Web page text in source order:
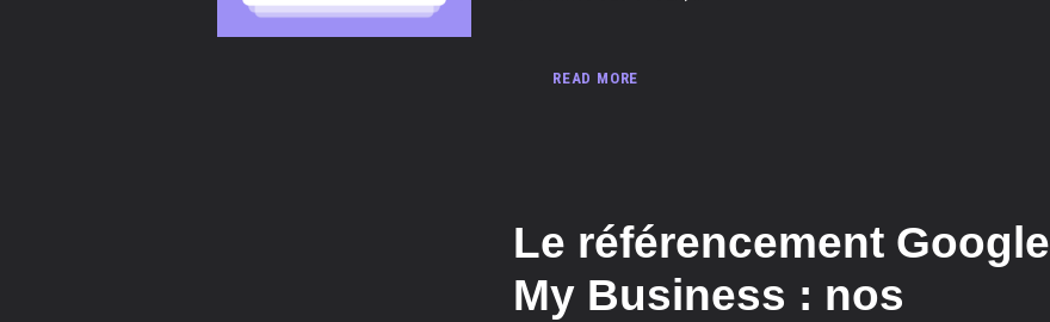
READ MORE
Le référencement Google
My Business : nos